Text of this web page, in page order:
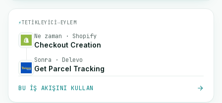
⚡TETIKLEYICI→EYLEM
Ne zaman · Shopify
Checkout Creation
Sonra · Delevo
Get Parcel Tracking
BU IŞ AKIŞINI KULLAN